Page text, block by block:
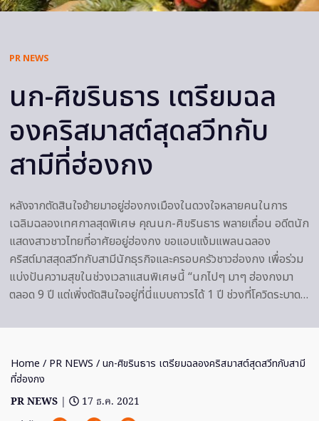
PR NEWS
นก-ศิขรินธาร เตรียมฉล
องคริสมาสต์สุดสวีทกับ
สามีที่ฮ่องกง
หลังจากตัดสินใจย้ายมาอยู่ฮ่องกงเมืองในดวงใจหลายคนในการ
เฉลิมฉลองเทศกาลสุดพิเศษ คุณนก-ศิขรินธาร พลายเถื่อน อดีตนัก
แสดงสาวชาวไทยที่อาศัยอยู่ฮ่องกง ขอแอบแง้มแพลนฉลอง
คริสต์มาสสุดสวีทกับสามีนักธุรกิจและครอบครัวชาวฮ่องกง เพื่อร่วม
แบ่งปันความสุขในช่วงเวลาแสนพิเศษนี้ “นกไปๆ มาๆ ฮ่องกงมา
ตลอด 9 ปี แต่เพิ่งตัดสินใจอยู่ที่นี่แบบถาวรได้ 1 ปี ช่วงที่โควิดระบาด…
Home / PR NEWS / นก-ศิขรินธาร เตรียมฉลองคริสมาสต์สุดสวีทกับสามี
ที่ฮ่องกง
PR NEWS |
17 ธ.ค. 2021